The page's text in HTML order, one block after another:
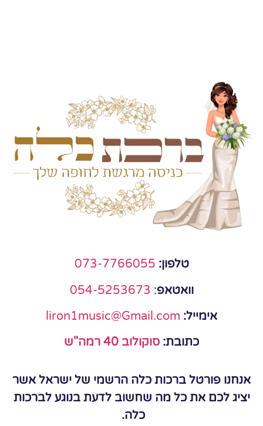
טלפון: 073-7766055
וואטאפ:
054-5253673
אימייל: liron1music@Gmail.com
כתובת: סוקולוב 40 רמה"ש
אנחנו פורטל ברכות כלה הרשמי של ישראל אשר
יציג לכם את כל מה שחשוב לדעת בנוגע לברכות
כלה.